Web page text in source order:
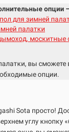
опции –
для зимней
палатки
москитные
вы сможете
опции.
Sota просто!
углу кнопку